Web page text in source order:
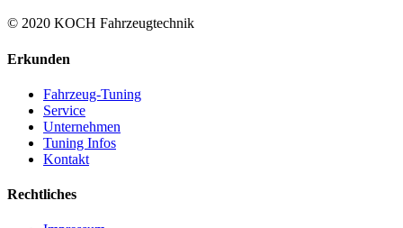
© 2020 KOCH Fahrzeugtechnik
Erkunden
Fahrzeug-Tuning
Service
Unternehmen
Tuning Infos
Kontakt
Rechtliches